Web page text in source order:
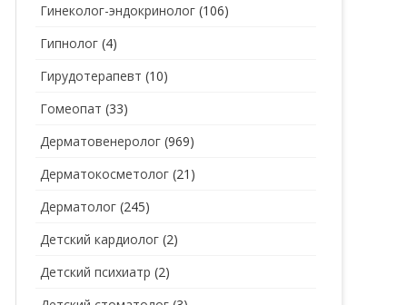
Гинеколог-эндокринолог (106)
Гипнолог (4)
Гирудотерапевт (10)
Гомеопат (33)
Дерматовенеролог (969)
Дерматокосметолог (21)
Дерматолог (245)
Детский кардиолог (2)
Детский психиатр (2)